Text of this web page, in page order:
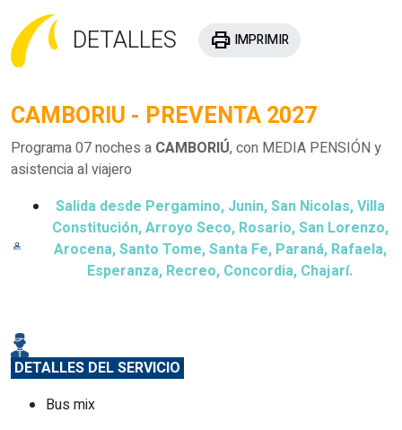
DETALLES print IMPRIMIR
CAMBORIU - PREVENTA 2027
Programa 07 noches a CAMBORIÚ, con MEDIA PENSIÓN y
asistencia al viajero
Salida desde Pergamino, Junin, San Nicolas, Villa
Constitución, Arroyo Seco, Rosario, San Lorenzo,
Arocena, Santo Tome, Santa Fe, Paraná, Rafaela,
Esperanza, Recreo, Concordia, Chajarí.
DETALLES DEL SERVICIO
Bus mix